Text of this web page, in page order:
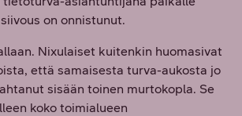
on onnistunut.
Nixulaiset kuitenkin huomasivat
että samaisesta turva-aukosta jo
sisään toinen murtokopla. Se
koko toimialueen